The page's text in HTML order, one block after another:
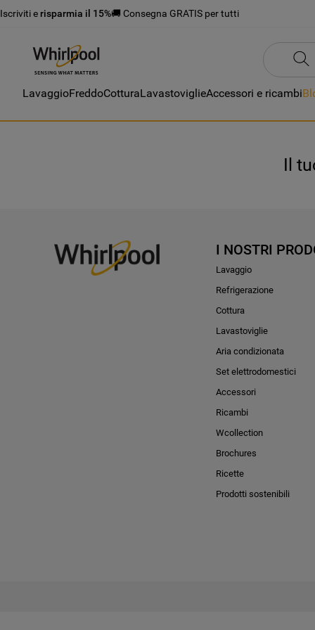
Iscriviti e risparmia il 15%🚚 Consegna GRATIS per tutti
LavaggioFreddoCotturaLavastoviglieAccessori e ricambi
Il
I NOSTRI
Lavaggio
Refrigerazione
Cottura
Lavastoviglie
Aria condizionata
Set elettrodomestici
Accessori
Ricambi
Wcollection
Brochures
Ricette
Prodotti sostenibili